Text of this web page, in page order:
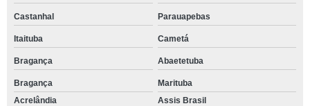
Castanhal Parauapebas
Itaituba Cametá
Bragança Abaetetuba
Bragança
Marituba
Acrelândia
Assis Brasil